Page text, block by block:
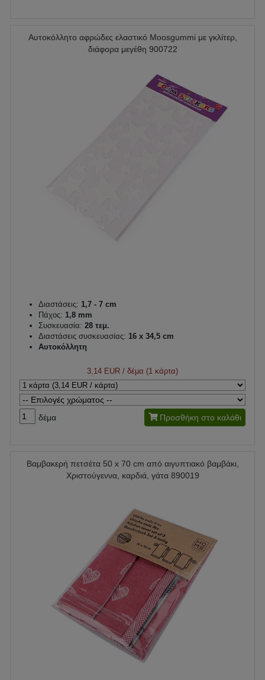
Αυτοκόλλητο αφρώδες ελαστικό Moosgummi με γκλίτερ,
διάφορα μεγέθη 900722
Διαστάσεις: 1,7 - 7 cm
Πάχος: 1,8 mm
Συσκευασία: 28 τεμ.
Διαστάσεις συσκευασίας: 16 x 34,5 cm
Αυτοκόλλητη
3,14 EUR / δέμα (1 κάρτα)
δέμα Προσθήκη στο καλάθι
Βαμβακερή πετσέτα 50 x 70 cm από αιγυπτιακό βαμβάκι,
Χριστούγεννα, καρδιά, γάτα 890019